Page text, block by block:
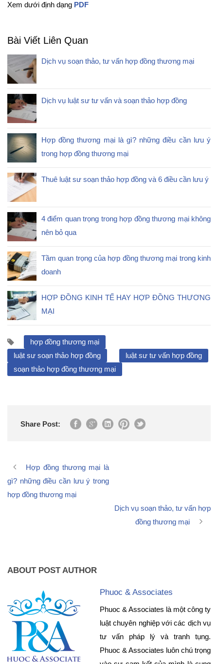
Xem dưới định dạng PDF
Bài Viết Liên Quan
Dịch vụ soạn thảo, tư vấn hợp đồng thương mại
Dịch vụ luật sư tư vấn và soạn thảo hợp đồng
Hợp đồng thương mại là gì? những điều cần lưu ý
trong hợp đồng thương mại
Thuê luật sư soạn thảo hợp đồng và 6 điều cần lưu ý
4 điểm quan trọng trong hợp đồng thương mại không
nên bỏ qua
Tầm quan trọng của hợp đồng thương mại trong kinh
doanh
HỢP ĐỒNG KINH TẾ HAY HỢP ĐỒNG THƯƠNG
MẠI
hợp đồng thương mại
luật sư soạn thảo hợp đồng
luật sư tư vấn hợp đồng
soạn thảo hợp đồng thương mại
Share Post:
Hợp đồng thương mại là
gì? những điều cần lưu ý trong
hợp đồng thương mại
Dịch vụ soạn thảo, tư vấn hợp
đồng thương mại
ABOUT POST AUTHOR
Phuoc & Associates
Phuoc & Associates là một công ty
luật chuyên nghiệp với các dịch vụ
tư vấn pháp lý và tranh tụng.
Phuoc & Associates luôn chú trọng